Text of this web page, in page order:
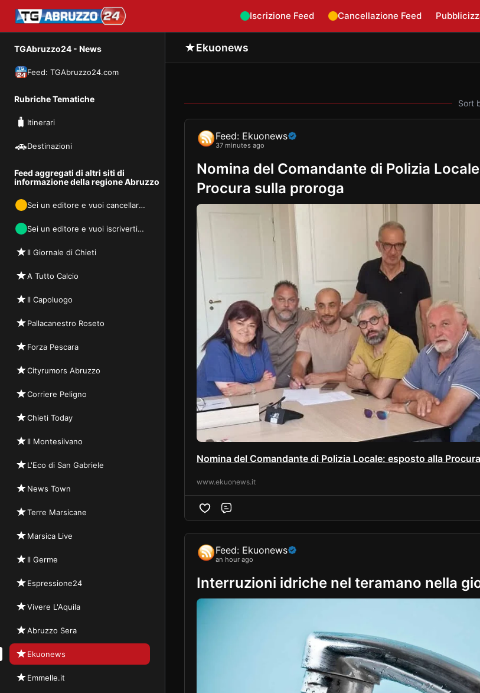
Iscrizione Feed Cancellazione Feed
TGAbruzzo24 - News
Feed: TGAbruzzo24.com
Rubriche Tematiche
🧳 Itinerari
🚗Destinazioni
Feed aggregati di altri siti di
informazione della regione Abruzzo
Sei un editore e vuoi cancellarti dal nostro feed per non ricevere più traffico sul tuo sito? inviaci una mail per il direct opt-out
Sei un editore e vuoi iscriverti al nostro feed per ricevere più traffico sul tuo sito? inviaci una mail e inseriremo il tuo feed entro 48 ore. Invia la tua mail a: redazioe@tgabruzzo24.com
Il Giornale di Chieti
A Tutto Calcio
Il Capoluogo
Pallacanestro Roseto
Forza Pescara
Cityrumors Abruzzo
Corriere Peligno
Chieti Today
Il Montesilvano
L'Eco di San Gabriele
News Town
Terre Marsicane
Marsica Live
Il Germe
Espressione24
Vivere L'Aquila
Abruzzo Sera
Ekuonews
Emmelle.it
Ekuonews
Sort
Feed: Ekuonews
37 minutes ago
Nomina del Comandante di Polizia
Procura sulla proroga
Nomina del Comandante di Polizia Locale: esposto alla
www.ekuonews.it
Feed: Ekuonews
an hour ago
Interruzioni idriche nel teramano nella